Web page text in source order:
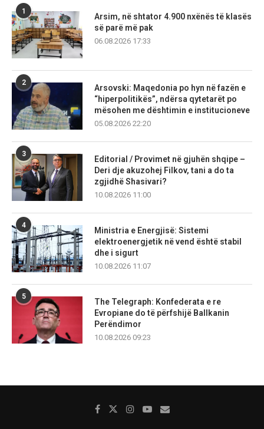
1
Arsim, në shtator 4.900 nxënës të klasës
së parë më pak
06.08.2026 17:33
2
Arsovski: Maqedonia po hyn në fazën e
“hiperpolitikës”, ndërsa qytetarët po
mësohen me dështimin e institucioneve
05.08.2026 22:20
3
Editorial / Provimet në gjuhën shqipe –
Deri dje akuzohej Filkov, tani a do ta
zgjidhë Shasivari?
10.08.2026 11:00
4
Ministria e Energjisë: Sistemi
elektroenergjetik në vend është stabil
dhe i sigurt
10.08.2026 11:07
5
The Telegraph: Konfederata e re
Evropiane do të përfshijë Ballkanin
Perëndimor
10.08.2026 09:23